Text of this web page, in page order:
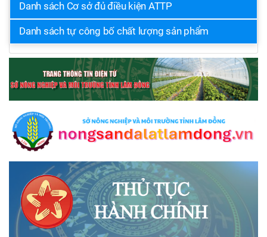
Danh sách Cơ sở đủ điều kiện ATTP
Danh sách tự công bố chất lượng sản phẩm